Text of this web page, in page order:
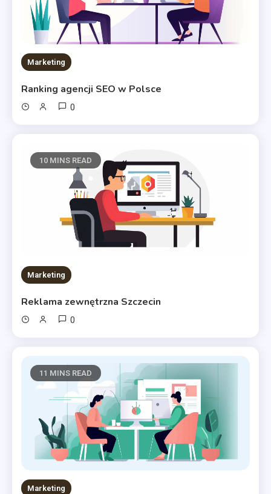
Marketing
Ranking agencji SEO w Polsce
0
10 MINS READ
Marketing
Reklama zewnętrzna Szczecin
0
11 MINS READ
Marketing